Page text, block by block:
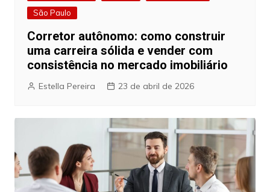
São Paulo
Corretor autônomo: como construir
uma carreira sólida e vender com
consistência no mercado imobiliário
Estella Pereira 23 de abril de 2026